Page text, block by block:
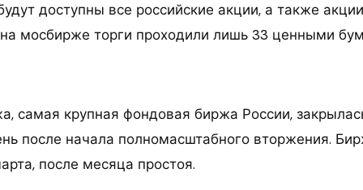
доступны все российские акции, а также
мосбирже торги проходили лишь 33 ценными
самая крупная фондовая биржа России,
после начала полномасштабного вторжения.
после месяца простоя.